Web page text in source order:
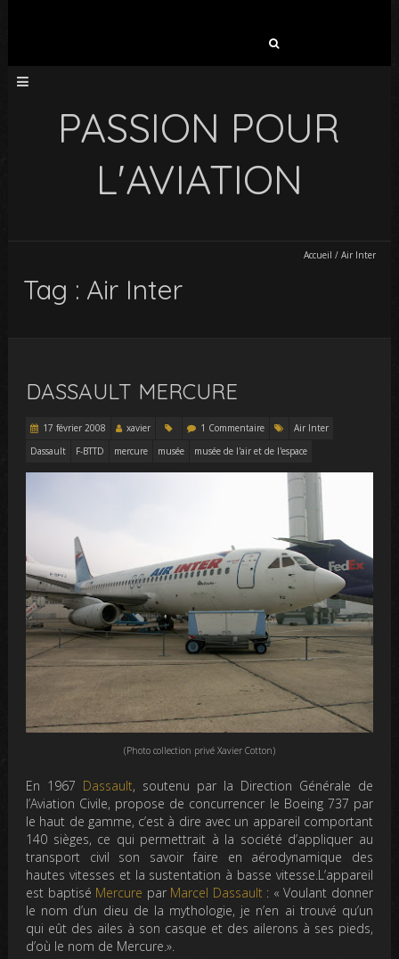
PASSION POUR
L'AVIATION
Accueil / Air Inter
Tag : Air Inter
DASSAULT MERCURE
17 février 2008 xavier 1 Commentaire
Air Inter
Dassault
F-BTTD mercure musée musée de l'air et de l'espace
(Photo collection privé Xavier Cotton)
En 1967 Dassault, soutenu par la Direction Générale de
l’Aviation Civile, propose de concurrencer le Boeing 737 par
le haut de gamme, c’est à dire avec un appareil comportant
140 sièges, ce qui permettrait à la société d’appliquer au
transport civil son savoir faire en aérodynamique des
hautes vitesses et la sustentation à basse vitesse.L’appareil
est baptisé Mercure par Marcel Dassault: « Voulant donner
le nom d’un dieu de la mythologie, je n’en ai trouvé qu’un
qui eût des ailes à son casque et des ailerons à ses pieds,
d’où le nom de Mercure.».